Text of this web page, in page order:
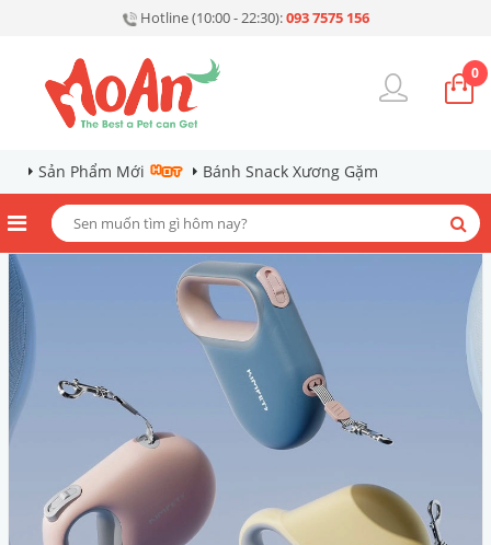
Hotline (10:00 - 22:30):093 7575 156
0
Sản Phẩm Mới Bánh Snack Xương Gặm